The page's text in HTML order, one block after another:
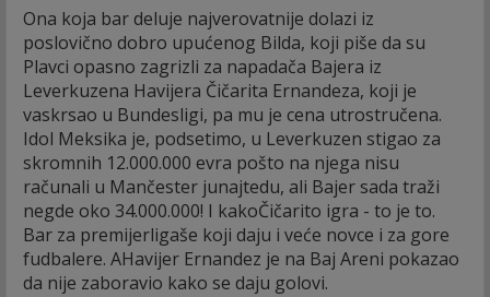
Ona koja bar deluje najverovatnije dolazi iz
poslovično dobro upućenog Bilda, koji piše da su
Plavci opasno zagrizli za napadača Bajera iz
Leverkuzena Havijera Čičarita Ernandeza, koji je
vaskrsao u Bundesligi, pa mu je cena utrostručena.
Idol Meksika je, podsetimo, u Leverkuzen stigao za
skromnih 12.000.000 evra pošto na njega nisu
računali u Mančester junajtedu, ali Bajer sada traži
negde oko 34.000.000! I kakoČičarito igra - to je to.
Bar za premijerligaše koji daju i veće novce i za gore
fudbalere. AHavijer Ernandez je na Baj Areni pokazao
da nije zaboravio kako se daju golovi.